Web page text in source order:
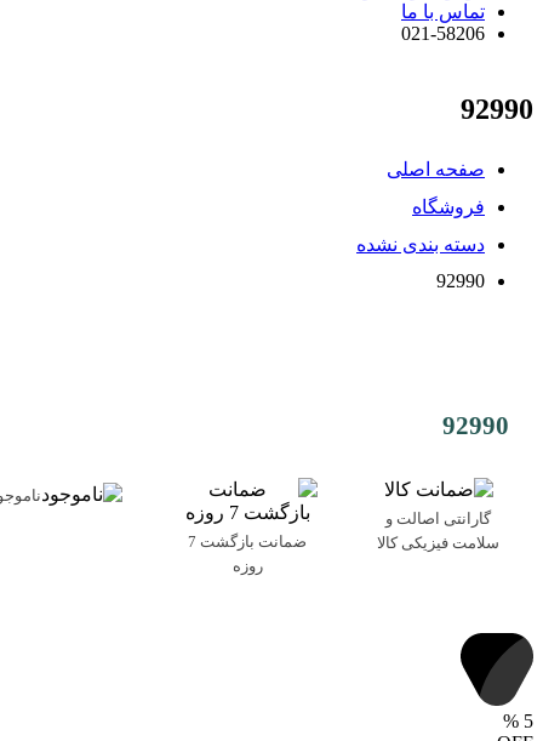
تماس با ما
021-58206
92990
صفحه اصلی
فروشگاه
دسته بندی نشده
92990
92990
گارانتی اصالت و
سلامت فیزیکی کالا
ضمانت بازگشت 7
روزه
5
%